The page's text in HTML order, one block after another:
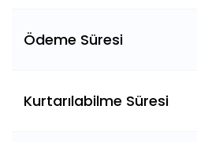
Ödeme Süresi
Kurtarılabilme Süresi